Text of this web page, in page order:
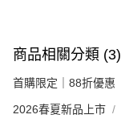
商品相關分類 (3)
首購限定｜88折優惠
2026春夏新品上市